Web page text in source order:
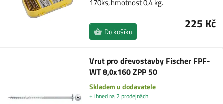
170ks, hmotnost 0,4 kg.
225 Kč
Do košíku
Vrut pro dřevostavby Fischer FPF-
WT 8,0x160 ZPP 50
Skladem u dodavatele
+ ihned na 2 prodejnách